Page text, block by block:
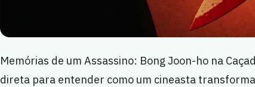
Memórias de um Assassino: Bong Joon-ho na
direta para entender como um cineasta